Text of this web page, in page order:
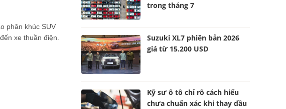
phân khúc SUV
xe thuần điện.
trong tháng 7
Suzuki XL7 phiên bản 2026
giá từ 15.200 USD
Kỹ sư ô tô chỉ rõ cách hiểu
chưa chuẩn xác khi thay dầu